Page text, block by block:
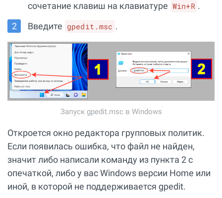
сочетание клавиш на клавиатуре Win+R .
Введите gpedit.msc .
Запуск gpedit.msc в Windows
Откроется окно редактора групповых политик.
Если появилась ошибка, что файл не найден,
значит либо написали команду из пункта 2 с
опечаткой, либо у вас Windows версии Home или
иной, в которой не поддерживается gpedit.